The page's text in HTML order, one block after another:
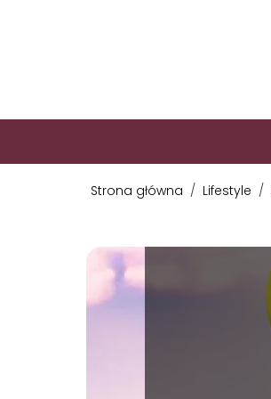
Strona główna / Lifestyle /